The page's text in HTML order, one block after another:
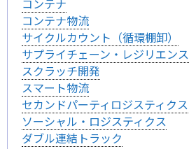
コンテナ
コンテナ物流
サイクルカウント（循環棚卸）
サプライチェーン・レジリエンス
スクラッチ開発
スマート物流
セカンドパーティロジスティクス
ソーシャル・ロジスティクス
ダブル連結トラック